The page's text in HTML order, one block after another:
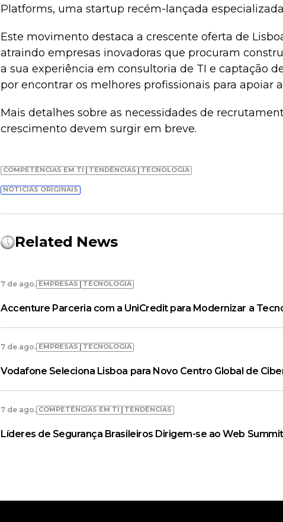
Platforms, uma startup recém-lançada
Este movimento destaca a crescente oferta de
atraindo empresas inovadoras que procuram
a sua experiência em consultoria de TI e captação
por encontrar os melhores profissionais para apoiar
Mais detalhes sobre as necessidades de
crescimento devem surgir em breve.
COMPETÊNCIAS EM TI TENDÊNCIAS TECNOLOGIA
NOTÍCIAS ORIGINAIS
Related News
7 de ago. EMPRESAS TECNOLOGIA
Accenture Parceria com a UniCredit para Modernizar a
7 de ago. EMPRESAS TECNOLOGIA
Vodafone Seleciona Lisboa para Novo Centro Global de
7 de ago. COMPETÊNCIAS EM TI TENDÊNCIAS
Líderes de Segurança Brasileiros Dirigem-se ao Web